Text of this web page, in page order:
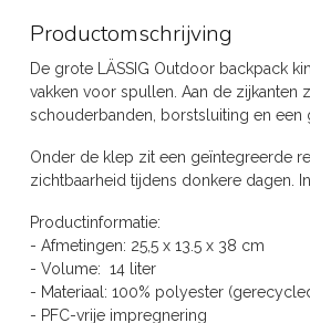
Productomschrijving
De grote LÄSSIG Outdoor backpack
vakken voor spullen. Aan de zijkanten
schouderbanden, borstsluiting en een
Onder de klep zit een geïntegreerde
zichtbaarheid tijdens donkere dagen.
Productinformatie:
- Afmetingen: 25,5 x 13.5 x 38 cm
- Volume: 14 liter
- Materiaal: 100% polyester
- PFC-vrije impregnering